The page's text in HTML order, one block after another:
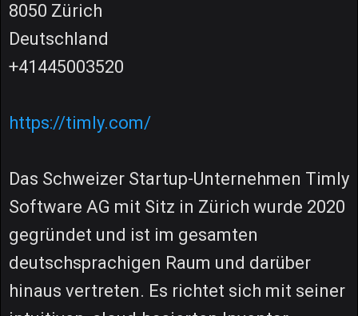
8050 Zürich
Deutschland
+41445003520
https://timly.com/
Das Schweizer Startup-Unternehmen Timly
Software AG mit Sitz in Zürich wurde 2020
gegründet und ist im gesamten
deutschsprachigen Raum und darüber
hinaus vertreten. Es richtet sich mit seiner